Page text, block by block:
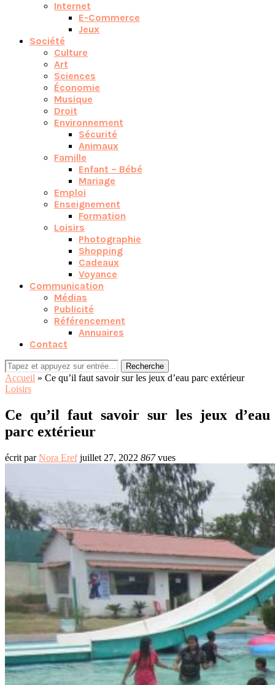
Internet
E-Commerce
Jeux
Société
Culture
Art
Sciences
Économie
Musique
Droit
Environnement
Sécurité
Animaux
Famille
Enfant – Bébé
Mariage
Emploi
Enseignement
Formation
Loisirs
Photographie
Shopping
Cadeaux
Voyance
Communication
Médias
Publicité
Référencement
Annuaires
Contact
Recherche
Accueil » Ce qu’il faut savoir sur les jeux d’eau parc extérieur
Loisirs
Ce qu’il faut savoir sur les jeux d’eau
parc extérieur
écrit parNora Eref juillet 27, 2022 867vues